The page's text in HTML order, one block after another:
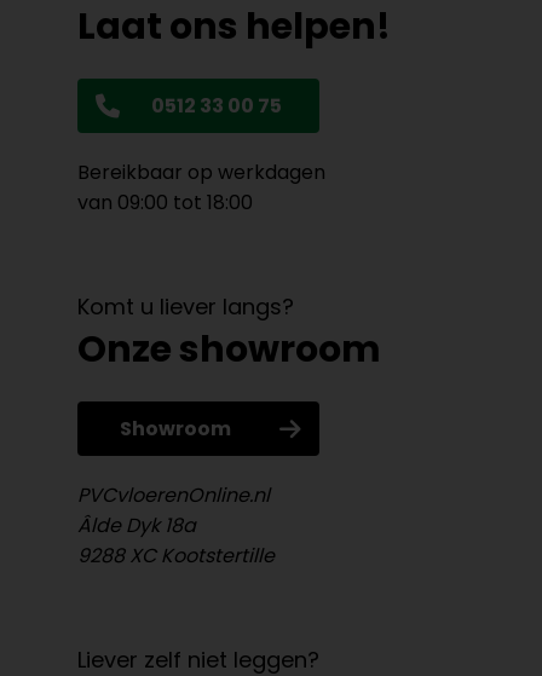
Laat ons helpen!
0512 33 00 75
Bereikbaar op werkdagen
van 09:00 tot 18:00
Komt u liever langs?
Onze showroom
Showroom
PVCvloerenOnline.nl
Âlde Dyk 18a
9288 XC Kootstertille
Liever zelf niet leggen?